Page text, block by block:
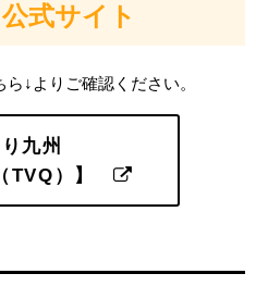
式サイト
↓よりご確認ください。
九州
）】